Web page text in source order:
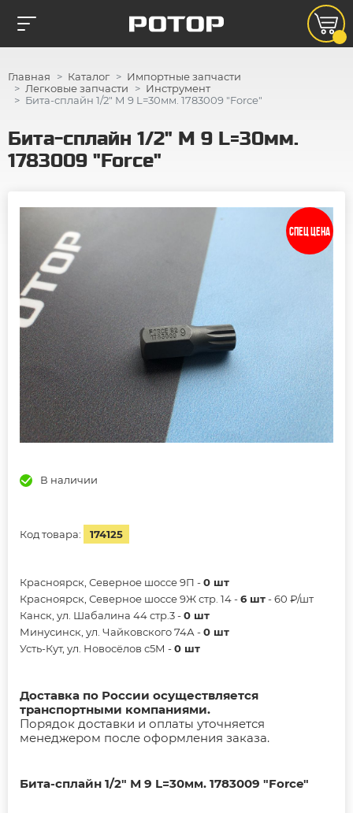
Главная Каталог
Импортные запчасти
Легковые запчасти
Инструмент
Бита-сплайн 1/2" М 9 L=30мм. 1783009 "Force"
Бита-сплайн 1/2" М 9 L=30мм.
1783009 "Force"
СПЕЦ ЦЕНА
В наличии
Код товара: 174125
Красноярск, Северное шоссе 9П -0 шт
Красноярск, Северное шоссе 9Ж стр. 14 -6 шт- 60 ₽/шт
Канск, ул. Шабалина 44 стр.3 -0 шт
Минусинск, ул. Чайковского 74А -0 шт
Усть-Кут, ул. Новосёлов с5М -0 шт
Доставка по России осуществляется
транспортными компаниями.
Порядок доставки и оплаты уточняется
менеджером после оформления заказа.
Бита-сплайн 1/2" М 9 L=30мм. 1783009 "Force"